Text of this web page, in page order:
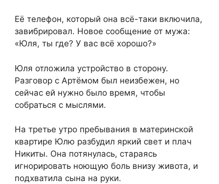
Её телефон, который она всё-таки включила,
завибрировал. Новое сообщение от мужа:
«Юля, ты где? У вас всё хорошо?»
Юля отложила устройство в сторону.
Разговор с Артёмом был неизбежен, но
сейчас ей нужно было время, чтобы
собраться с мыслями.
На третье утро пребывания в материнской
квартире Юлю разбудил яркий свет и плач
Никиты. Она потянулась, стараясь
игнорировать ноющую боль внизу живота, и
подхватила сына на руки.